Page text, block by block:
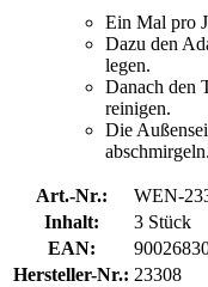
Ein Mal pro
Dazu den
legen.
Danach den
reinigen.
Die
abschmirgeln.
Art.-Nr.:
WEN-
Inhalt:
3 Stück
EAN:
Hersteller-Nr.: 23308